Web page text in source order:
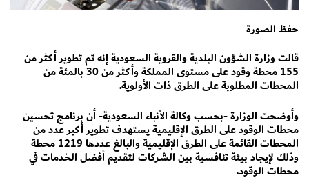
حفظ الصورة
قالت وزارة الشؤون البلدية والقروية السعودية إنه تم تطوير أكثر من
155 محطة وقود على مستوى المملكة وأكثر من 30 بالمئة من
المحطات المطلوبة على الطرق ذات الأولوية.
وأوضحت الوزارة -بحسب وكالة الأنباء السعودية- أن برنامج تحسين
محطات الوقود على الطرق الإقليمية يستهدف تطوير أكبر عدد من
المحطات القائمة على الطرق الإقليمية والبالغ عددها 1219 محطة
وذلك لإيجاد بيئة تنافسية بين الشركات لتقديم أفضل الخدمات في
محطات الوقود.